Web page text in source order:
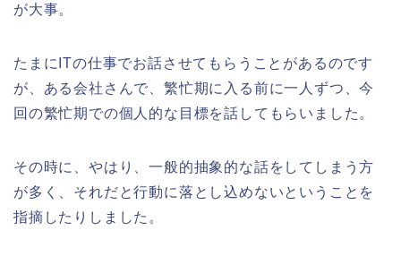
が大事。
たまにITの仕事でお話させてもらうことがあるのです
が、ある会社さんで、繁忙期に入る前に一人ずつ、今
回の繁忙期での個人的な目標を話してもらいました。
その時に、やはり、一般的抽象的な話をしてしまう方
が多く、それだと行動に落とし込めないということを
指摘したりしました。